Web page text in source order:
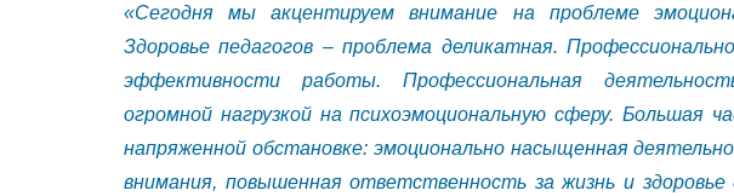
«Сегодня мы акцентируем внимание на проблеме
Здоровье педагогов – проблема деликатная.
эффективности работы. Профессиональная
огромной нагрузкой на психоэмоциональную сферу. Большая
напряженной обстановке: эмоционально насыщенная
внимания, повышенная ответственность за жизнь и